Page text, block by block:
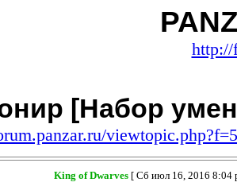
http://
[Набор
King of Dwarves[ Сб июл 16, 2016 8:04